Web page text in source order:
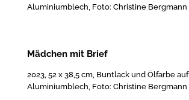
Aluminiumblech, Foto: Christine Bergmann
Mädchen mit Brief
2023, 52 x 38,5 cm, Buntlack und Ölfarbe auf
Aluminiumblech, Foto: Christine Bergmann